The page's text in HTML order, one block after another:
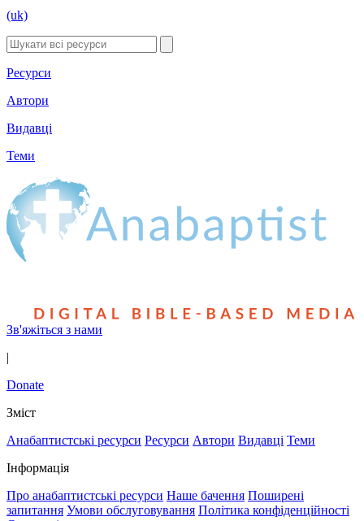
(uk)
Ресурси
Автори
Видавці
Теми
Зв'яжіться з нами
|
Donate
Зміст
Анабаптистські ресурси Ресурси Автори Видавці Теми
Інформація
Про анабаптистські ресурси Наше бачення Поширені
запитання Умови обслуговування Політика конфіденційності